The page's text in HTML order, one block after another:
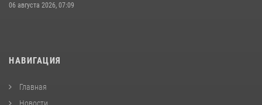
06 августа 2026, 07:09
НАВИГАЦИЯ
Главная
Новости